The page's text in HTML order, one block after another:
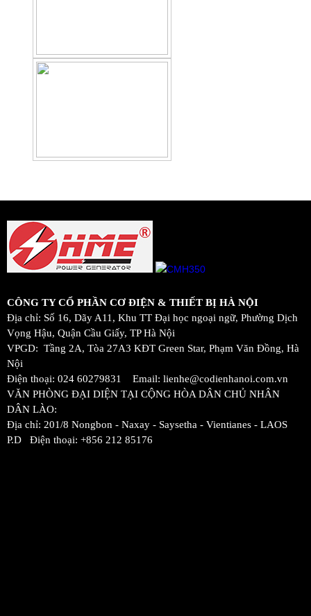
CÔNG TY CỔ PHẦN CƠ ĐIỆN & THIẾT BỊ HÀ NỘI
Địa chỉ: Số 16, Dãy A11, Khu TT Đại học ngoại ngữ, Phường Dịch
Vọng Hậu, Quận Cầu Giấy, TP Hà Nội
VPGD: Tầng 2A, Tòa 27A3 KĐT Green Star, Phạm Văn Đồng, Hà
Nội
Điện thoại: 024 60279831 Email: lienhe@codienhanoi.com.vn
VĂN PHÒNG ĐẠI DIỆN TẠI CỘNG HÒA DÂN CHỦ NHÂN
DÂN LÀO:
Địa chỉ: 201/8 Nongbon - Naxay - Saysetha - Vientianes - LAOS
P.D Điện thoại: +856 212 85176